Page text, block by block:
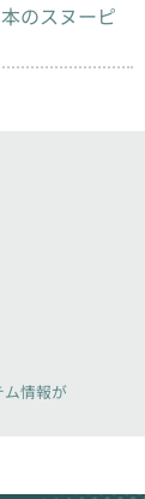
のスヌーピ
ム情報が